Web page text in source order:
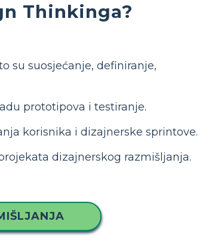
Thinkinga?
su suosjećanje, definiranje,
prototipova i testiranje.
korisnika i dizajnerske sprintove.
dizajnerskog razmišljanja.